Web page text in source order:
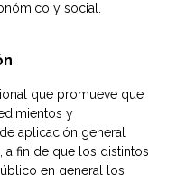
y social.
que promueve que
y
aplicación general
a fin de que los distintos
en general los